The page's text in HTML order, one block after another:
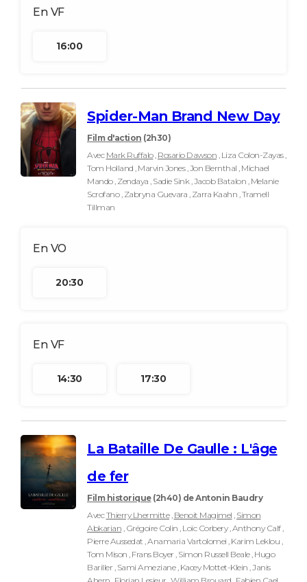
16:00
Spider-Man Brand New Day
Film d'action (2h30)
Avec Mark Ruffalo, Rosario Dawson , Liza Colon-Zayas ,
Tom Holland , Marvin Jones , Jon Bernthal , Michael
Mando , Zendaya , Sadie Sink , Jacob Batalon , Melanie
Scrofano , Zabryna Guevara , Zarra Kaahn , Tramell
Tillman
20:30
14:30 17:30
La Bataille De Gaulle : L'âge
de fer
Film historique (2h40) de Antonin Baudry
AvecThierry Lhermitte, Benoit Magimel , Simon
Abkarian , Grégoire Colin , Loïc Corbery , Anthony Calf ,
Pierre Aussedat , Anamaria Vartolomei , Karim Leklou ,
Tom Mison , Frans Boyer , Simon Russell Beale , Hugo
Bariller , Sami Ameziane , Kacey Mottet-Klein , Janis